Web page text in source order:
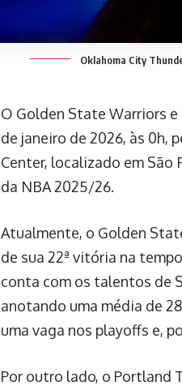
Oklahoma City
O Golden State Warriors
de janeiro de 2026, às 0h,
Center, localizado em São
da NBA 2025/26.
Atualmente, o Golden
de sua 22ª vitória na
conta com os talentos de
anotando uma média de
uma vaga nos playoffs e,
Por outro lado, o Portland